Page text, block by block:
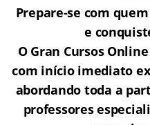
Prepare-se com
e
O Gran Cursos
com início imediato
abordando toda a
professores